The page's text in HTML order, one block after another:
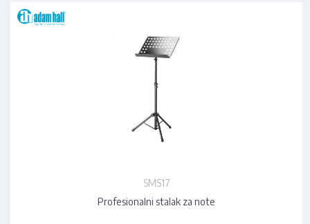
SMS17
Profesionalni stalak za note